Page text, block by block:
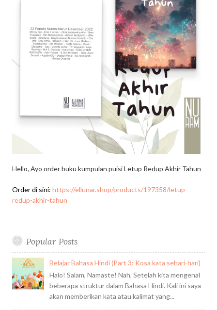
Hello, Ayo order buku kumpulan puisi Letup Redup Akhir Tahun
Order di sini: https://ellunar.shop/products/197358/letup-
redup-akhir-tahun
Popular Posts
Belajar Bahasa Hindi (Part 3: Kosa kata sehari-hari)
Halo! Salam, Namaste! Nah, Setelah kita mengenal
beberapa struktur dalam Bahasa Hindi. Kali ini saya
akan memberikan kata atau kalimat yang...